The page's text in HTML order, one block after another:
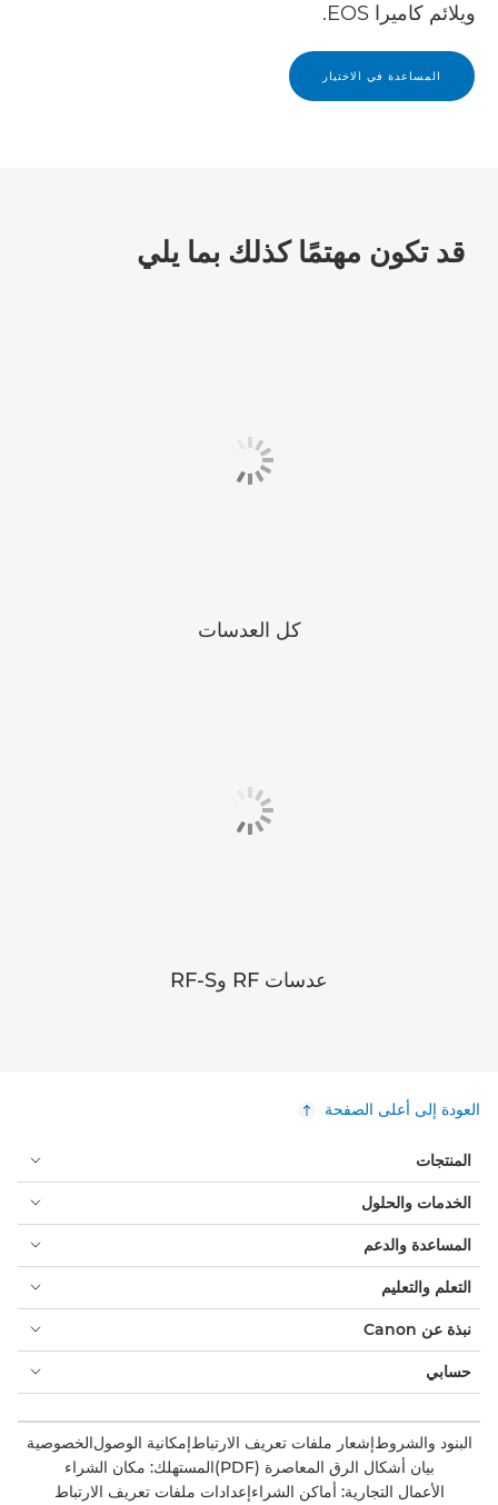
ويلائم كاميرا EOS.
المساعدة في الاختيار
قد تكون مهتمًا كذلك بما يلي
كل العدسات
عدسات RF وRF-S
العودة إلى أعلى الصفحة
المنتجات
الخدمات والحلول
المساعدة والدعم
التعلم والتعليم
نبذة عن Canon
حسابي
البنود والشروطإشعار ملفات تعريف الارتباطإمكانية الوصولالخصوصية
بيان أشكال الرق المعاصرة (PDF)
المستهلك: مكان الشراء
الأعمال التجارية: أماكن الشراءإعدادات ملفات تعريف الارتباط